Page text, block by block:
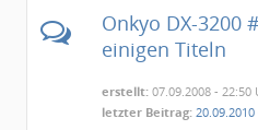
Onkyo DX-3200
einigen Titeln
erstellt: 07.09.2008 -
letzter Beitrag: